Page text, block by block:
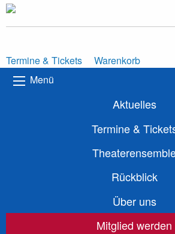
Termine & Tickets
Warenkorb
Menü
Aktuelles
Termine &
Rückblick
Über uns
Mitglied werden